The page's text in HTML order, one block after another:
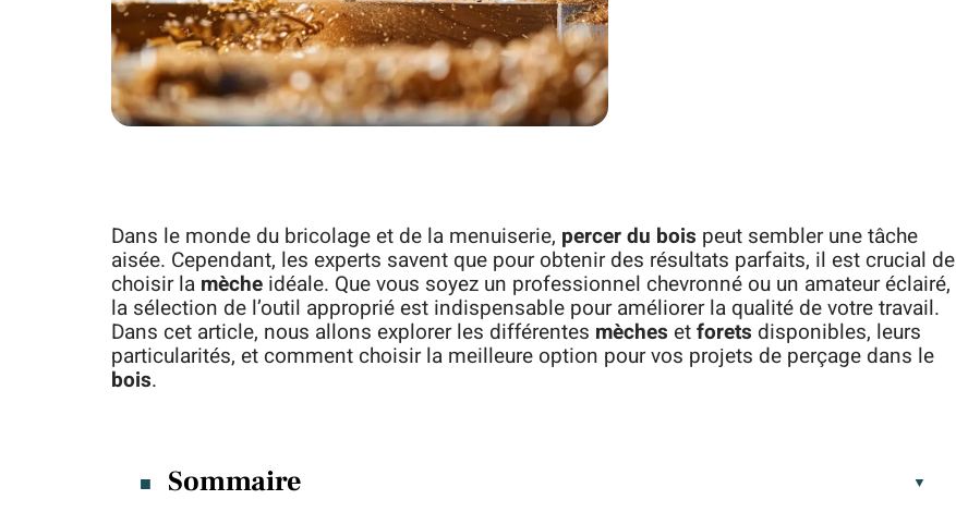
Dans le monde du bricolage et de la menuiserie, percer du bois peut sembler une tâche
aisée. Cependant, les experts savent que pour obtenir des résultats parfaits, il est crucial de
choisir la mèche idéale. Que vous soyez un professionnel chevronné ou un amateur éclairé,
la sélection de l’outil approprié est indispensable pour améliorer la qualité de votre travail.
Dans cet article, nous allons explorer les différentes mèches etforets disponibles, leurs
particularités, et comment choisir la meilleure option pour vos projets de perçage dans le
bois.
Sommaire